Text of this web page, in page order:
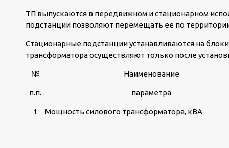
ТП выпускаются в передвижном и стационарном
подстанции позволяют перемещать ее по
Стационарные подстанции устанавливаются на
трансформатора осуществляют только после
№
п.п.
Наименование
параметра
1 Мощность силового трансформатора, кВА